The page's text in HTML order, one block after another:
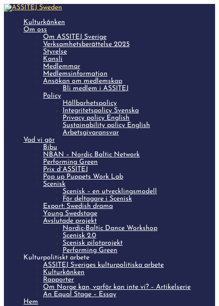
Kulturkånken
Om oss
Om ASSITEJ Sverige
Verksamhetsberättelse 2025
Styrelse
Kansli
Medlemmar
Medlemsinformation
Ansökan om medlemskap
Bli medlem i ASSITEJ
Policy
Hållbarhetspolicy
Integritetspolicy Svenska
Privacy policy English
Sustainability policy English
Arbetsgivaransvar
Vad vi gör
Bibu
NBAN – Nordic Baltic Network
Performing Green
Prix d´ASSITEJ
Pop up Puppets Work Lab
Scenisk
Scenisk – en utvecklingsmodell
För deltagare i Scenisk
Export: Swedish drama
Young Swedstage
Avslutade projekt
Nordic-Baltic Dance Workshop
Scenisk 2.0
Scenisk pilotprojekt
Performing Green
Kulturpolitiskt arbete
ASSITEJ Sveriges kulturpolitiska arbete
Kulturkånken
Rapporter
Om Norge kan, varför kan inte vi? – Artikelserie
An Equal Stage – Essay
Hem